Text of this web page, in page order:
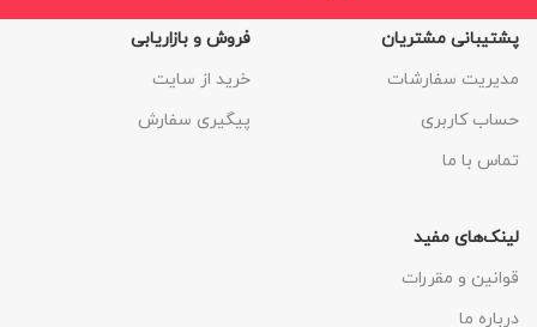
پشتیبانی مشتریان
مدیریت سفارشات
حساب کاربری
تماس با ما
فروش و بازاریابی
خرید از سایت
پیگیری سفارش
لینک‌های مفید
قوانین و مقررات
درباره ما